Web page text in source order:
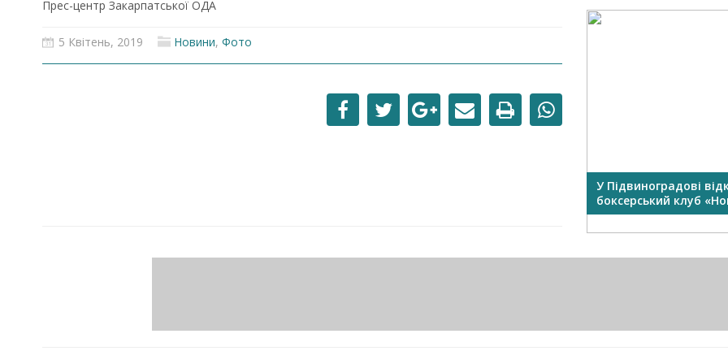
Прес-центр Закарпатської ОДА
5 Квітень, 2019 Новини, Фото
У Підвиноградові
боксерський клуб